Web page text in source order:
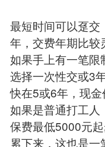
最短时间可以趸
年，交费年期比较
如果手上有一笔限
选择一次性交或3
快在5或6年，现金
如果是普通打工
保费最低5000元
累下来，这也是一